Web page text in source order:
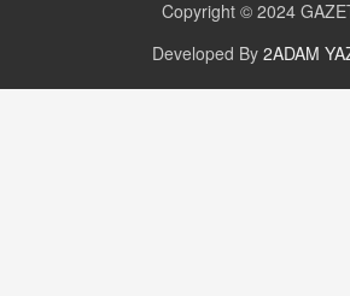
CAN UĞURATEŞ
Copyright © 2024
Developed By 2ADAM